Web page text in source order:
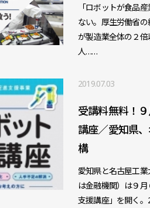
「ロボットが食品
ない。厚生労働省
が製造業全体の２
人……
2019.07.03
受講料無料！
講座／愛知県
構
愛知県と名古屋工
は金融機関）は９
支援講座」を開く